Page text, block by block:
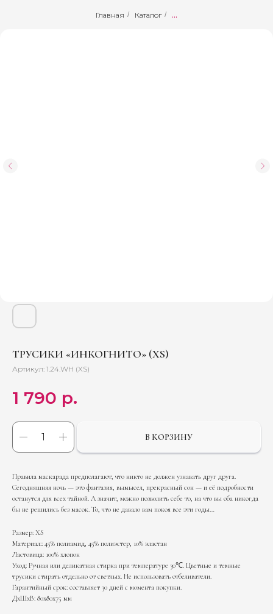
Главная / Каталог / ...
ТРУСИКИ «ИНКОГНИТО» (XS)
Артикул: 1.24.WH (XS)
1 790 р.
В КОРЗИНУ
Правила маскарада предполагают, что никто не должен узнавать друг друга.
Сегодняшняя ночь — это фантазия, вымысел, прекрасный сон — и её подробности
останутся для всех тайной. А значит, можно позволить себе то, на что вы оба никогда
бы не решились без масок. То, что не давало вам покоя все эти годы…
Размер: XS
Материал:: 45% полиамид, 45% полиэстер, 10% эластан
Ластовица: 100% хлопок
Уход: Ручная или деликатная стирка при температуре 30℃. Цветные и темные
трусики стирать отдельно от светлых. Не использовать отбеливатели.
Гарантийный срок: составляет 30 дней с момента покупки.
ДxШxВ: 80x80x75 мм